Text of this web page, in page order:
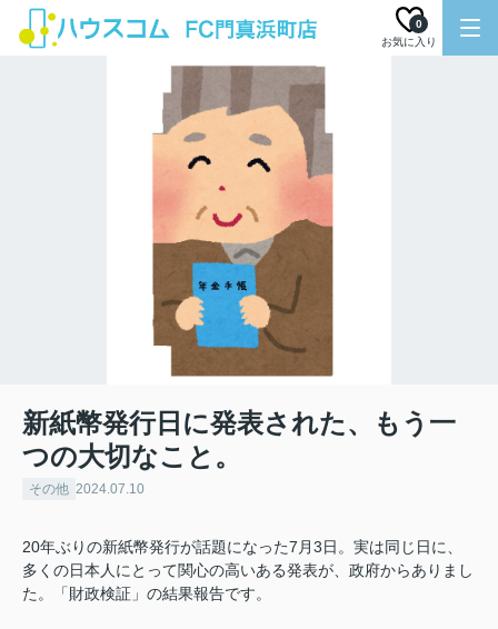
お気に入り
0
新紙幣発行日に発表された、もう一
つの大切なこと。
その他 2024.07.10
20年ぶりの新紙幣発行が話題になった7月3日。実は同じ日に、
多くの日本人にとって関心の高いある発表が、政府からありまし
た。「財政検証」の結果報告です。